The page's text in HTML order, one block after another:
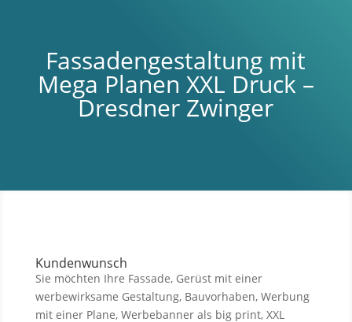
Fassadengestaltung mit
Mega Planen XXL Druck –
Dresdner Zwinger
Kundenwunsch
Sie möchten Ihre Fassade, Gerüst mit einer
werbewirksame Gestaltung, Bauvorhaben, Werbung
mit einer Plane, Werbebanner als big print, XXL